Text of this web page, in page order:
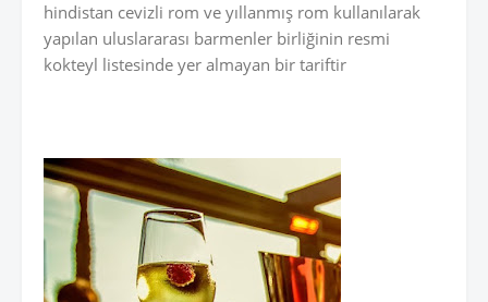
hindistan cevizli rom ve yıllanmış rom kullanılarak
yapılan uluslararası barmenler birliğinin resmi
kokteyl listesinde yer almayan bir tariftir